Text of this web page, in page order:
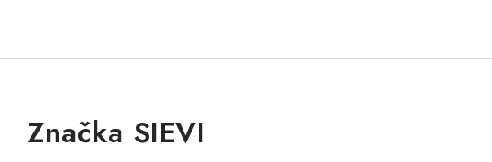
Značka SIEVI